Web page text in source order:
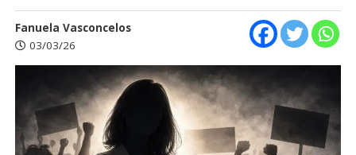
Fanuela Vasconcelos
03/03/26